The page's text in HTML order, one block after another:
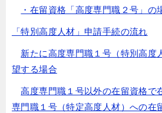
・在留資格「高度専門職２号」の
「特別高度人材」申請手続の流れ
新たに高度専門職１号（特別高度
望する場合
高度専門職１号以外の在留資格で
専門職１号（特定高度人材）への在